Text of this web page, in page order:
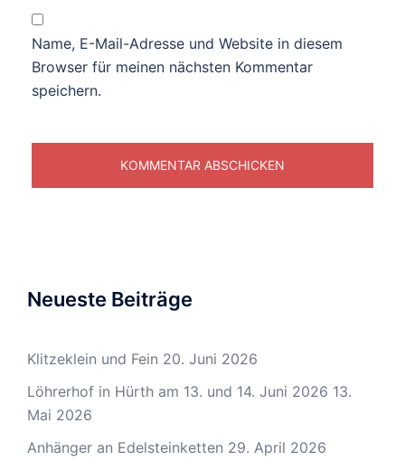
Name, E-Mail-Adresse und Website in diesem
Browser für meinen nächsten Kommentar
speichern.
Neueste Beiträge
Klitzeklein und Fein 20. Juni 2026
Löhrerhof in Hürth am 13. und 14. Juni 2026 13.
Mai 2026
Anhänger an Edelsteinketten 29. April 2026